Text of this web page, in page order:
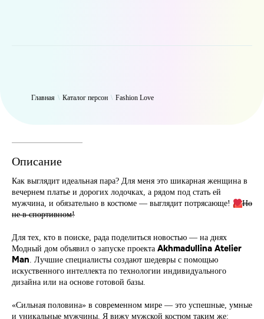
Главная \ Каталог персон \ Fashion Love
Описание
Как выглядит идеальная пара? Для меня это шикарная женщина в
вечернем платье и дорогих лодочках, а рядом под стать ей
мужчина, и обязательно в костюме — выглядит потрясающе!
Но
не в спортивном!
Для тех, кто в поиске, рада поделиться новостью — на днях
Модный дом объявил о запуске проекта Akhmadullina Atelier
Man. Лучшие специалисты создают шедевры с помощью
искуственного интеллекта по технологии индивидуального
дизайна или на основе готовой базы.
«Сильная половина» в современном мире — это успешные, умные
и уникальные мужчины. Я вижу мужской костюм таким же: